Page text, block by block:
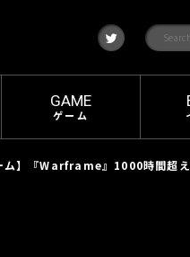
t
w
i
t
GAME
ゲーム
ム】『Warframe』1000時間超